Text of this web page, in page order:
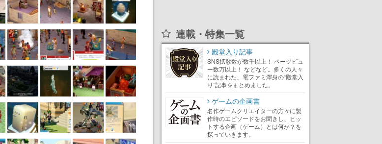
連載・特集一覧
殿堂入り記事
SNS拡散数が数千以上！ ページビュ
ー数万以上！ などなど。多くの人々
に読まれた、電ファミ渾身の“殿堂入
り”記事をまとめました。
ゲームの企画書
名作ゲームクリエイターの方々に製
作時のエピソードをお聞きし、ヒッ
トする企画（ゲーム）とは何か？を
探っていきます。